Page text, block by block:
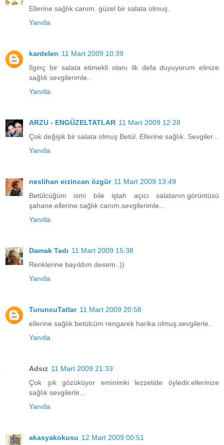
Ellerine sağlık canım. güzel bir salata olmuş.
Yanıtla
kardelen 11 Mart 2009 10:39
İlginç bir salata etimekli olanı ilk defa duyuyorum elinize
sağlık sevgilerimle..
Yanıtla
ARZU - ENGÜZELTATLAR 11 Mart 2009 12:28
Çok değişik bir salata olmuş Betül. Ellerine sağlık. Sevgiler...
Yanıtla
neslihan erzincan özgür 11 Mart 2009 13:49
Betülcüğüm ismi bile iştah açıcı salatanın.görüntüsü
şahane.ellerine sağlık canım.sevgilerimle...
Yanıtla
Damak Tadı 11 Mart 2009 15:38
Renklerine bayıldım desem..))
Yanıtla
TuruncuTatlar 11 Mart 2009 20:58
ellerine sağlık betülcüm rengarek harika olmuş.sevgilerle..
Yanıtla
Adsız 11 Mart 2009 21:33
Çok şık gözüküyor eminimki lezzetide öyledir.ellerinize
sağlık sevgilerle...
Yanıtla
akasyakokusu 12 Mart 2009 00:51